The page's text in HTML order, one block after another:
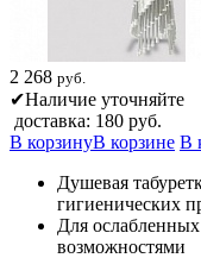
2 268 руб.
✔Наличие уточняйте
доставка: 180 руб.
В корзинуВ корзине В
Душевая
гигиенических
Для
возможностями